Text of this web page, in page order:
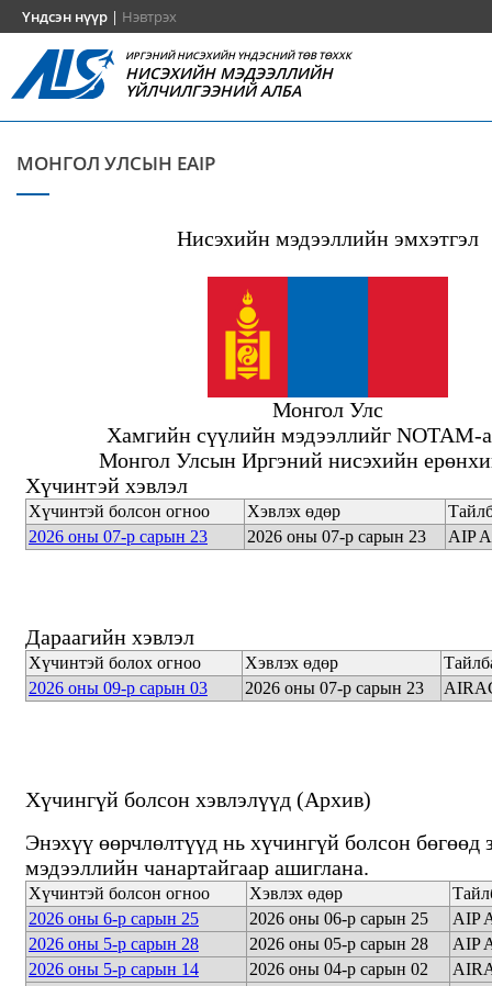
Үндсэн нүүр | Нэвтрэх
ИРГЭНИЙ НИСЭХИЙН ҮНДЭСНИЙ ТӨВ ТӨХХК
НИСЭХИЙН МЭДЭЭЛЛИЙН
ҮЙЛЧИЛГЭЭНИЙ АЛБА
МОНГОЛ УЛСЫН EAIP